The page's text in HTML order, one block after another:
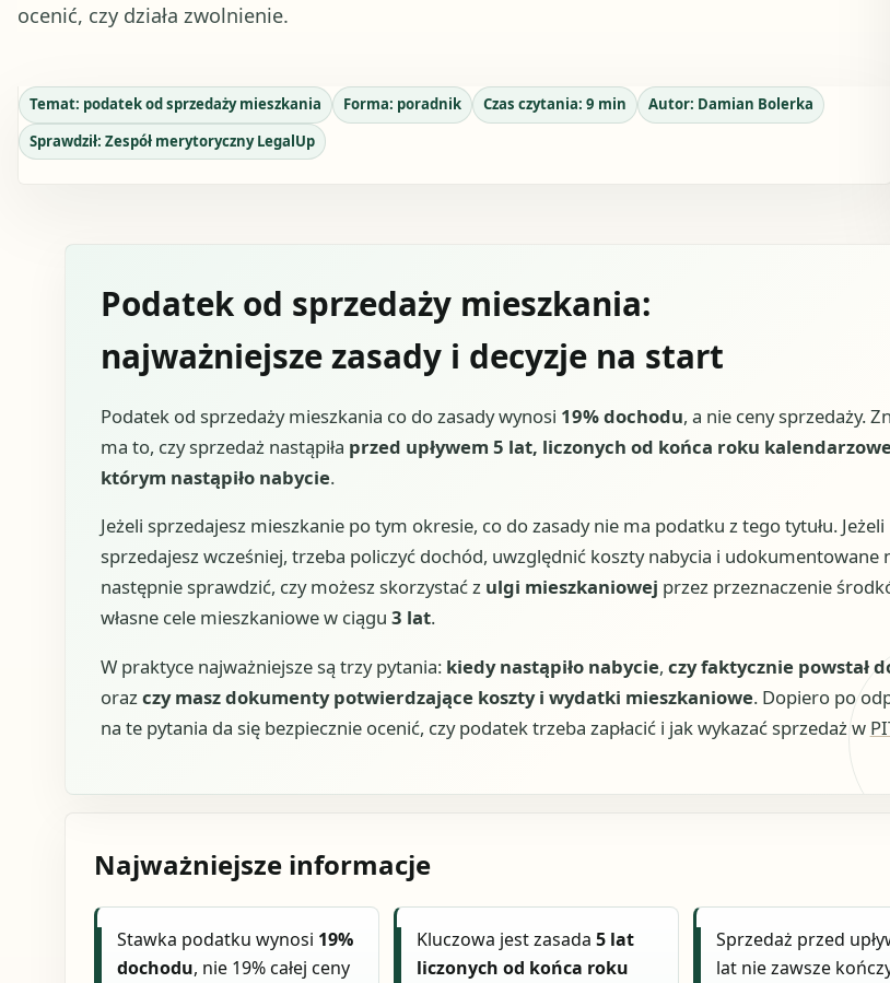
ocenić, czy działa zwolnienie.
Temat: podatek od sprzedaży mieszkania Forma: poradnik Czas czytania: 9 min Autor: Damian Bolerka
Sprawdził: Zespół merytoryczny LegalUp
Podatek od sprzedaży mieszkania:
najważniejsze zasady i decyzje na start
Podatek od sprzedaży mieszkania co do zasady wynosi 19% dochodu, a nie ceny sprzedaży.
ma to, czy sprzedaż nastąpiła przed upływem 5 lat, liczonych od końca roku
którym nastąpiło nabycie.
Jeżeli sprzedajesz mieszkanie po tym okresie, co do zasady nie ma podatku z tego tytułu. Jeżeli
sprzedajesz wcześniej, trzeba policzyć dochód, uwzględnić koszty nabycia i udokumentowane
następnie sprawdzić, czy możesz skorzystać z ulgi mieszkaniowej przez przeznaczenie
własne cele mieszkaniowe w ciągu 3 lat.
W praktyce najważniejsze są trzy pytania: kiedy nastąpiło nabycie, czy faktycznie powstał
orazczy masz dokumenty potwierdzające koszty i wydatki mieszkaniowe. Dopiero po
na te pytania da się bezpiecznie ocenić, czy podatek trzeba zapłacić i jak wykazać sprzedaż w
Najważniejsze informacje
Stawka podatku wynosi 19%
dochodu, nie 19% całej ceny
Kluczowa jest zasada5 lat
liczonych od końca roku
Sprzedaż przed
lat nie zawsze